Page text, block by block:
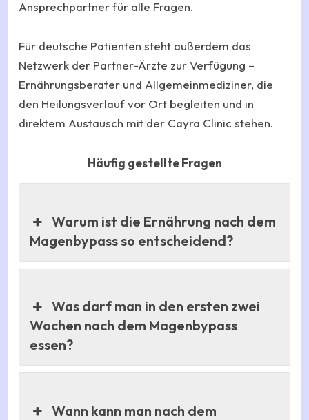
Ansprechpartner für alle Fragen.
Für deutsche Patienten steht außerdem das
Netzwerk der Partner-Ärzte zur Verfügung –
Ernährungsberater und Allgemeinmediziner, die
den Heilungsverlauf vor Ort begleiten und in
direktem Austausch mit der Cayra Clinic stehen.
Häufig gestellte Fragen
Warum ist die Ernährung nach dem
Magenbypass so entscheidend?
Was darf man in den ersten zwei
Wochen nach dem Magenbypass
essen?
Wann kann man nach dem